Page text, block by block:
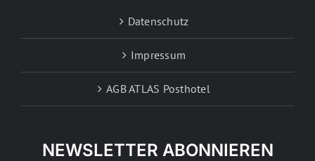
Datenschutz
Impressum
AGB ATLAS Posthotel
NEWSLETTER ABONNIEREN